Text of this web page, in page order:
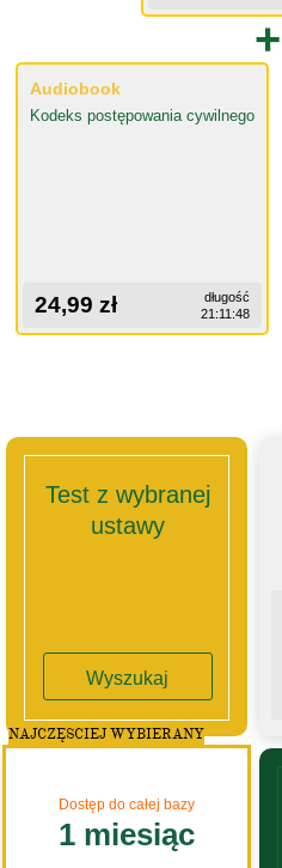
+
Audiobook
Kodeks postępowania cywilnego
24,99 zł
długość
21:11:48
Test z wybranej
ustawy
Wyszukaj
Dostęp do całej bazy
1 miesiąc
NAJCZĘSCIEJ WYBIERANY